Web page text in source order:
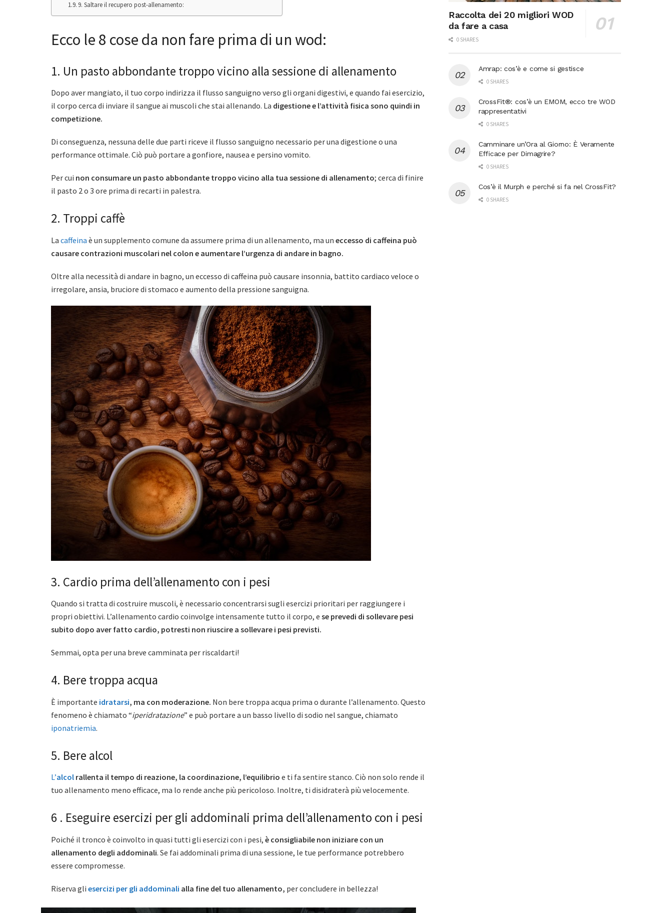
9. Saltare il recupero post-allenamento:
Ecco le 8 cose da non fare prima di un wod:
1. Un pasto abbondante troppo vicino alla sessione di allenamento
Dopo aver mangiato, il tuo corpo indirizza il flusso sanguigno verso gli organi digestivi, e quando fai esercizio,
il corpo cerca di inviare il sangue ai muscoli che stai allenando. La digestione e l’attività fisica sono quindi in
competizione.
Di conseguenza, nessuna delle due parti riceve il flusso sanguigno necessario per una digestione o una
performance ottimale. Ciò può portare a gonfiore, nausea e persino vomito.
Per cui non consumare un pasto abbondante troppo vicino alla tua sessione di allenamento; cerca di finire
il pasto 2 o 3 ore prima di recarti in palestra.
2. Troppi caffè
La caffeina è un supplemento comune da assumere prima di un allenamento, ma un eccesso di caffeina può
causare contrazioni muscolari nel colon e aumentare l’urgenza di andare in bagno.
Oltre alla necessità di andare in bagno, un eccesso di caffeina può causare insonnia, battito cardiaco veloce o
irregolare, ansia, bruciore di stomaco e aumento della pressione sanguigna.
3. Cardio prima dell’allenamento con i pesi
Quando si tratta di costruire muscoli, è necessario concentrarsi sugli esercizi prioritari per raggiungere i
propri obiettivi. L’allenamento cardio coinvolge intensamente tutto il corpo, e se prevedi di sollevare pesi
subito dopo aver fatto cardio, potresti non riuscire a sollevare i pesi previsti.
Semmai, opta per una breve camminata per riscaldarti!
4. Bere troppa acqua
È importante idratarsi, ma con moderazione. Non bere troppa acqua prima o durante l’allenamento. Questo
fenomeno è chiamato “iperidratazione” e può portare a un basso livello di sodio nel sangue, chiamato
iponatriemia.
5. Bere alcol
L’alcol rallenta il tempo di reazione, la coordinazione, l’equilibrio e ti fa sentire stanco. Ciò non solo rende il
tuo allenamento meno efficace, ma lo rende anche più pericoloso. Inoltre, ti disidraterà più velocemente.
6 . Eseguire esercizi per gli addominali prima dell’allenamento con i pesi
Poiché il tronco è coinvolto in quasi tutti gli esercizi con i pesi, è consigliabile non iniziare con un
allenamento degli addominali. Se fai addominali prima di una sessione, le tue performance potrebbero
essere compromesse.
Riserva gli esercizi per gli addominali alla fine del tuo allenamento, per concludere in bellezza!
Raccolta dei 20 migliori WOD
da fare a casa
0 SHARES
Amrap: cos’è e come si gestisce
0 SHARES
CrossFit®: cos’è un EMOM, ecco tre WOD
rappresentativi
0 SHARES
Camminare un’Ora al Giorno: È Veramente
Efficace per Dimagrire?
0 SHARES
Cos’è il Murph e perché si fa nel CrossFit?
0 SHARES